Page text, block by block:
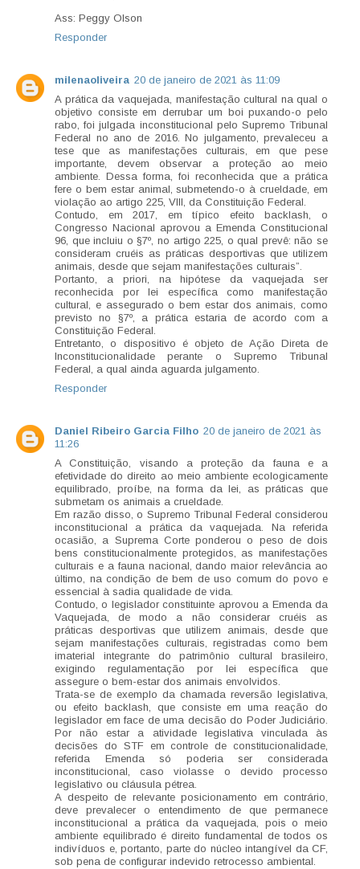
Ass: Peggy Olson
Responder
milenaoliveira 20 de janeiro de 2021 às 11:09
A prática da vaquejada, manifestação cultural na qual o
objetivo consiste em derrubar um boi puxando-o pelo
rabo, foi julgada inconstitucional pelo Supremo Tribunal
Federal no ano de 2016. No julgamento, prevaleceu a
tese que as manifestações culturais, em que pese
importante, devem observar a proteção ao meio
ambiente. Dessa forma, foi reconhecida que a prática
fere o bem estar animal, submetendo-o à crueldade, em
violação ao artigo 225, VIII, da Constituição Federal.
Contudo, em 2017, em típico efeito backlash, o
Congresso Nacional aprovou a Emenda Constitucional
96, que incluiu o §7º, no artigo 225, o qual prevê: não se
consideram cruéis as práticas desportivas que utilizem
animais, desde que sejam manifestações culturais”.
Portanto, a priori, na hipótese da vaquejada ser
reconhecida por lei específica como manifestação
cultural, e assegurado o bem estar dos animais, como
previsto no §7º, a prática estaria de acordo com a
Constituição Federal.
Entretanto, o dispositivo é objeto de Ação Direta de
Inconstitucionalidade perante o Supremo Tribunal
Federal, a qual ainda aguarda julgamento.
Responder
Daniel Ribeiro Garcia Filho 20 de janeiro de 2021 às
11:26
A Constituição, visando a proteção da fauna e a
efetividade do direito ao meio ambiente ecologicamente
equilibrado, proíbe, na forma da lei, as práticas que
submetam os animais a crueldade.
Em razão disso, o Supremo Tribunal Federal considerou
inconstitucional a prática da vaquejada. Na referida
ocasião, a Suprema Corte ponderou o peso de dois
bens constitucionalmente protegidos, as manifestações
culturais e a fauna nacional, dando maior relevância ao
último, na condição de bem de uso comum do povo e
essencial à sadia qualidade de vida.
Contudo, o legislador constituinte aprovou a Emenda da
Vaquejada, de modo a não considerar cruéis as
práticas desportivas que utilizem animais, desde que
sejam manifestações culturais, registradas como bem
imaterial integrante do patrimônio cultural brasileiro,
exigindo regulamentação por lei específica que
assegure o bem-estar dos animais envolvidos.
Trata-se de exemplo da chamada reversão legislativa,
ou efeito backlash, que consiste em uma reação do
legislador em face de uma decisão do Poder Judiciário.
Por não estar a atividade legislativa vinculada às
decisões do STF em controle de constitucionalidade,
referida Emenda só poderia ser considerada
inconstitucional, caso violasse o devido processo
legislativo ou cláusula pétrea.
A despeito de relevante posicionamento em contrário,
deve prevalecer o entendimento de que permanece
inconstitucional a prática da vaquejada, pois o meio
ambiente equilibrado é direito fundamental de todos os
indivíduos e, portanto, parte do núcleo intangível da CF,
sob pena de configurar indevido retrocesso ambiental.